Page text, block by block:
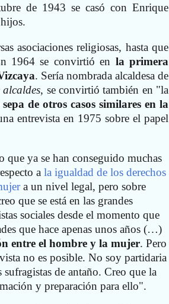
de 1943 se casó con Enrique
asociaciones religiosas, hasta que
1964 se convirtió en la primera
. Sería nombrada alcaldesa de
alcaldes, se convirtió también en "la
de otros casos similares en la
entrevista en 1975 sobre el papel
que ya se han conseguido muchas
a la igualdad de los derechos
a un nivel legal, pero sobre
que se está en las grandes
sociales desde el momento que
que hace apenas unos años (…)
entre el hombre y la mujer. Pero
no es posible. No soy partidaria
de antaño. Creo que la
y preparación para ello".